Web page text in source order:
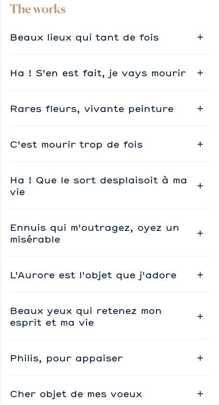
The works
Beaux lieux qui tant de fois
Ha ! S'en est fait, je vays mourir
Rares fleurs, vivante peinture
C'est mourir trop de fois
Ha ! Que le sort desplaisoit à ma
vie
Ennuis qui m'outragez, oyez un
misérable
L'Aurore est l'objet que j'adore
Beaux yeux qui retenez mon
esprit et ma vie
Philis, pour appaiser
Cher objet de mes voeux